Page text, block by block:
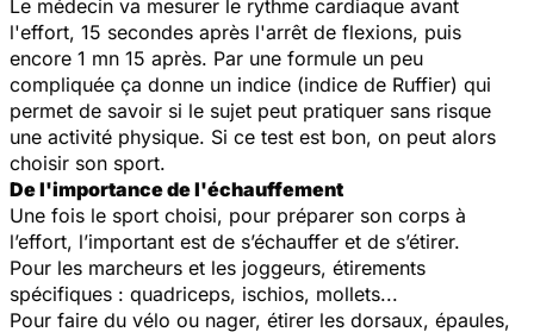
Le médecin va mesurer le rythme cardiaque avant
l'effort, 15 secondes après l'arrêt de flexions, puis
encore 1 mn 15 après. Par une formule un peu
compliquée ça donne un indice (indice de Ruffier) qui
permet de savoir si le sujet peut pratiquer sans risque
une activité physique. Si ce test est bon, on peut alors
choisir son sport.
De l'importance de l'échauffement
Une fois le sport choisi, pour préparer son corps à
l’effort, l’important est de s’échauffer et de s’étirer.
Pour les marcheurs et les joggeurs, étirements
spécifiques : quadriceps, ischios, mollets...
Pour faire du vélo ou nager, étirer les dorsaux, épaules,